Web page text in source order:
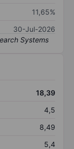
11,65%
30-Jul-2026
18,39
4,5
8,49
5,4